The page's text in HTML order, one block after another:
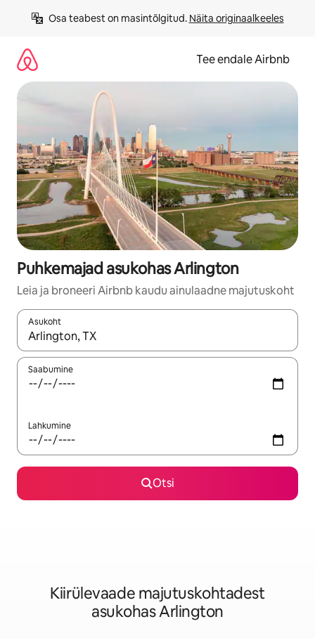
Osa teabest on masintõlgitud. Näita originaalkeeles
Tee endale Airbnb
Puhkemajad asukohas Arlington
Leia ja broneeri Airbnb kaudu ainulaadne majutuskoht
Asukoht
Kui tulemused on kuvatud, liigu ekraanil nooleklahvidega või
Saabumine
Lahkumine
Otsi
Kiirülevaade majutuskohtadest
asukohas Arlington